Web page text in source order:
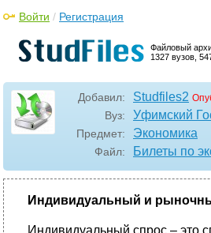
Файловый
1327 вузов,
Войти / Регистрация
Добавил: Studfiles2
Вуз: Уфимский
Предмет: Экономика
Файл: Билеты по
Индивидуальный и
Индивидуальный спрос – это